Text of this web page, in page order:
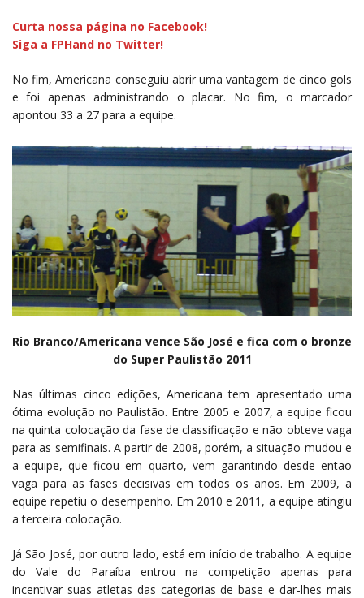
Curta nossa página no Facebook!
Siga a FPHand no Twitter!
No fim, Americana conseguiu abrir uma vantagem de cinco gols
e foi apenas administrando o placar. No fim, o marcador
apontou 33 a 27 para a equipe.
Rio Branco/Americana vence São José e fica com o bronze
do Super Paulistão 2011
Nas últimas cinco edições, Americana tem apresentado uma
ótima evolução no Paulistão. Entre 2005 e 2007, a equipe ficou
na quinta colocação da fase de classificação e não obteve vaga
para as semifinais. A partir de 2008, porém, a situação mudou e
a equipe, que ficou em quarto, vem garantindo desde então
vaga para as fases decisivas em todos os anos. Em 2009, a
equipe repetiu o desempenho. Em 2010 e 2011, a equipe atingiu
a terceira colocação.
Já São José, por outro lado, está em início de trabalho. A equipe
do Vale do Paraíba entrou na competição apenas para
incentivar suas atletas das categorias de base e dar-lhes mais